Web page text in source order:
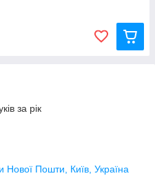
за рік
Нової Пошти, Київ, Україна